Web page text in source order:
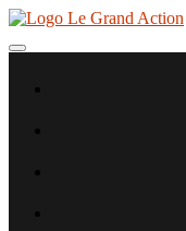
Aller
contenu
Toggle navigation